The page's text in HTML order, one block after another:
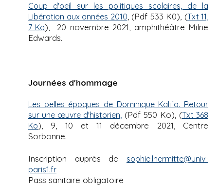
Coup d'oeil sur les politiques scolaires, de la
Libération aux années 2010 , (Pdf 533 K0), (Txt 11,
7 Ko), 20 novembre 2021, amphithéâtre Milne
Edwards.
Journées d'hommage
Les belles époques de Dominique Kalifa. Retour
sur une œuvre d'historien, (Pdf 550 Ko), (Txt 368
Ko), 9, 10 et 11 décembre 2021, Centre
Sorbonne.
Inscription auprès de sophie.lhermitte@univ-
paris1.fr
Pass sanitaire obligatoire